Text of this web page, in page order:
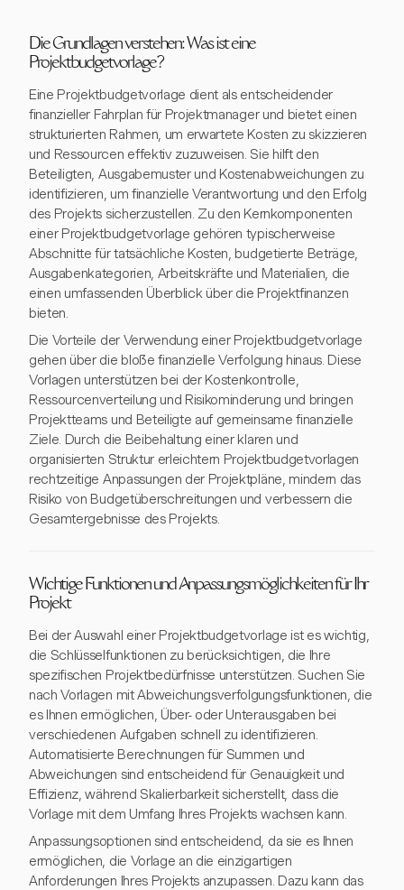
Die Grundlagen verstehen: Was ist eine
Projektbudgetvorlage?
Eine Projektbudgetvorlage dient als entscheidender
finanzieller Fahrplan für Projektmanager und bietet einen
strukturierten Rahmen, um erwartete Kosten zu skizzieren
und Ressourcen effektiv zuzuweisen. Sie hilft den
Beteiligten, Ausgabemuster und Kostenabweichungen zu
identifizieren, um finanzielle Verantwortung und den Erfolg
des Projekts sicherzustellen. Zu den Kernkomponenten
einer Projektbudgetvorlage gehören typischerweise
Abschnitte für tatsächliche Kosten, budgetierte Beträge,
Ausgabenkategorien, Arbeitskräfte und Materialien, die
einen umfassenden Überblick über die Projektfinanzen
bieten.
Die Vorteile der Verwendung einer Projektbudgetvorlage
gehen über die bloße finanzielle Verfolgung hinaus. Diese
Vorlagen unterstützen bei der Kostenkontrolle,
Ressourcenverteilung und Risikominderung und bringen
Projektteams und Beteiligte auf gemeinsame finanzielle
Ziele. Durch die Beibehaltung einer klaren und
organisierten Struktur erleichtern Projektbudgetvorlagen
rechtzeitige Anpassungen der Projektpläne, mindern das
Risiko von Budgetüberschreitungen und verbessern die
Gesamtergebnisse des Projekts.
Wichtige Funktionen und Anpassungsmöglichkeiten für Ihr
Projekt
Bei der Auswahl einer Projektbudgetvorlage ist es wichtig,
die Schlüsselfunktionen zu berücksichtigen, die Ihre
spezifischen Projektbedürfnisse unterstützen. Suchen Sie
nach Vorlagen mit Abweichungsverfolgungsfunktionen, die
es Ihnen ermöglichen, Über- oder Unterausgaben bei
verschiedenen Aufgaben schnell zu identifizieren.
Automatisierte Berechnungen für Summen und
Abweichungen sind entscheidend für Genauigkeit und
Effizienz, während Skalierbarkeit sicherstellt, dass die
Vorlage mit dem Umfang Ihres Projekts wachsen kann.
Anpassungsoptionen sind entscheidend, da sie es Ihnen
ermöglichen, die Vorlage an die einzigartigen
Anforderungen Ihres Projekts anzupassen. Dazu kann das